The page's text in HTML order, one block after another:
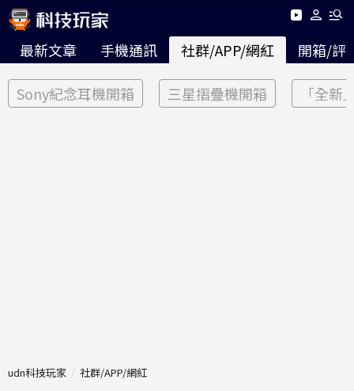
最新文章 手機通訊 社群/APP/網紅 開箱/評
Sony紀念耳機開箱 三星摺疊機開箱 「全新
udn科技玩家 社群/APP/網紅